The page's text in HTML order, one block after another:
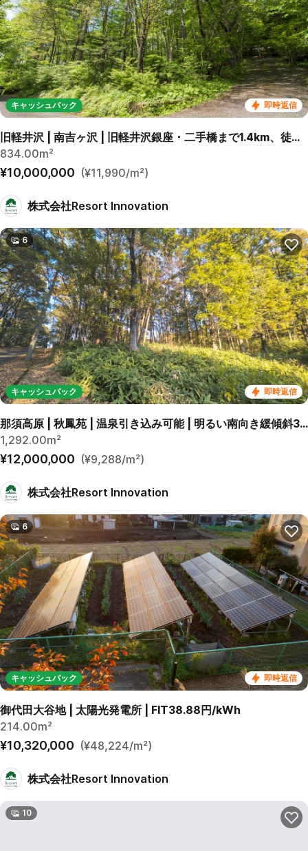
即時返信
キャッシュバック
旧軽井沢 | 南吉ヶ沢 | 旧軽井沢銀座・二手橋まで1.4km、徒歩23分。 碓氷峠西側の由緒ある別荘地
834.00m²
¥10,000,000 (¥11,990/m²)
株式会社Resort Innovation
即時返信
キャッシュバック
6
那須高原 | 秋鳳苑 | 温泉引き込み可能 | 明るい南向き緩傾斜390坪
1,292.00m²
¥12,000,000 (¥9,288/m²)
株式会社Resort Innovation
即時返信
キャッシュバック
6
御代田大谷地 | 太陽光発電所 | FIT38.88円/kWh
214.00m²
¥10,320,000 (¥48,224/m²)
株式会社Resort Innovation
10